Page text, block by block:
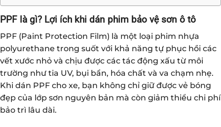
PPF là gì? Lợi ích khi dán phim bảo vệ sơn ô tô
PPF (Paint Protection Film) là một loại phim nhựa
polyurethane trong suốt với khả năng tự phục hồi các
vết xước nhỏ và chịu được các tác động xấu từ môi
trường như tia UV, bụi bẩn, hóa chất và va chạm nhẹ.
Khi dán PPF cho xe, bạn không chỉ giữ được vẻ bóng
đẹp của lớp sơn nguyên bản mà còn giảm thiểu chi phí
bảo trì lâu dài.